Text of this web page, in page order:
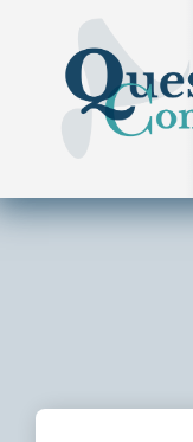
contenu